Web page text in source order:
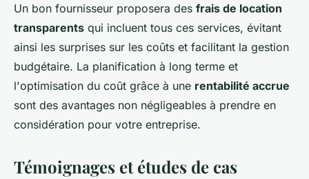
Un bon fournisseur proposera des frais de location
transparents qui incluent tous ces services, évitant
ainsi les surprises sur les coûts et facilitant la gestion
budgétaire. La planification à long terme et
l'optimisation du coût grâce à une rentabilité accrue
sont des avantages non négligeables à prendre en
considération pour votre entreprise.
Témoignages et études de cas